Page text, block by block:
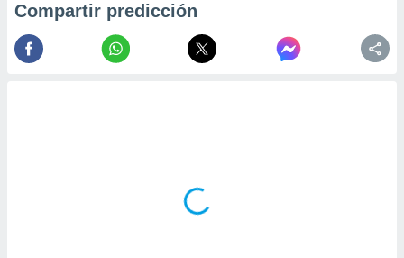
Compartir predicción